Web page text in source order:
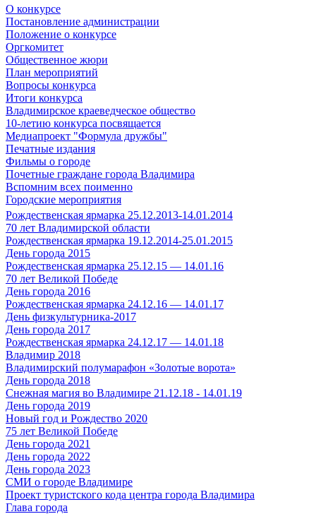
О конкурсе
Постановление администрации
Положение о конкурсе
Оргкомитет
Общественное жюри
План мероприятий
Вопросы конкурса
Итоги конкурса
Владимирское краеведческое общество
10-летию конкурса посвящается
Медиапроект "Формула дружбы"
Печатные издания
Фильмы о городе
Почетные граждане города Владимира
Вспомним всех поименно
Городские мероприятия
Рождественская ярмарка 25.12.2013-14.01.2014
70 лет Владимирской области
Рождественская ярмарка 19.12.2014-25.01.2015
День города 2015
Рождественская ярмарка 25.12.15 — 14.01.16
70 лет Великой Победе
День города 2016
Рождественская ярмарка 24.12.16 — 14.01.17
День физкультурника-2017
День города 2017
Рождественская ярмарка 24.12.17 — 14.01.18
Владимир 2018
Владимирский полумарафон «Золотые ворота»
День города 2018
Снежная магия во Владимире 21.12.18 - 14.01.19
День города 2019
Новый год и Рождество 2020
75 лет Великой Победе
День города 2021
День города 2022
День города 2023
СМИ о городе Владимире
Проект туристского кода центра города Владимира
Глава города